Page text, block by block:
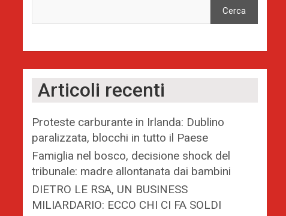
Cerca
Articoli recenti
Proteste carburante in Irlanda: Dublino
paralizzata, blocchi in tutto il Paese
Famiglia nel bosco, decisione shock del
tribunale: madre allontanata dai bambini
DIETRO LE RSA, UN BUSINESS
MILIARDARIO: ECCO CHI CI FA SOLDI